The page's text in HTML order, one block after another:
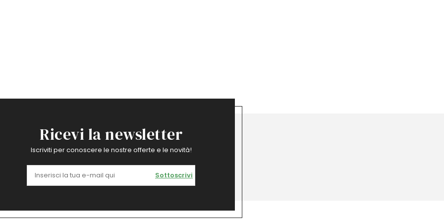
Ricevi la newsletter
Iscriviti per conoscere le nostre offerte e le novità!
Sottoscrivi